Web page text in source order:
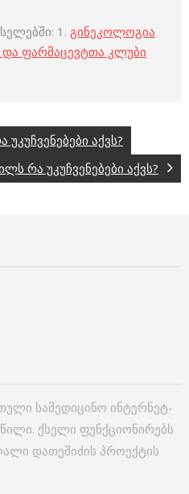
1. გინეკოლოგია
და ფარმაცევტთა კლუბი
აქვს?
რა უკუჩვენებები აქვს?
სამედიცინო ინტერნეტ-
ქსელი ფუნქციონირებს
დათეშიძის პროექტის